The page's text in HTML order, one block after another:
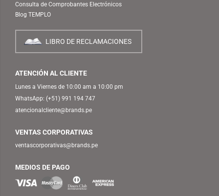
Consulta de Comprobantes Electrónicos
Blog TEMPLO
LIBRO DE RECLAMACIONES
ATENCIÓN AL CLIENTE
Lunes a Viernes de 10:00 am a 10:00 pm
WhatsApp: (+51) 991 194 747
atencionalcliente@brands.pe
VENTAS CORPORATIVAS
ventascorporativas@brands.pe
MEDIOS DE PAGO